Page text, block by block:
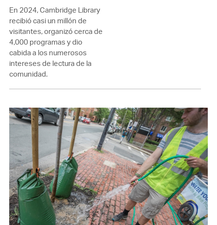
En 2024, Cambridge Library
recibió casi un millón de
visitantes, organizó cerca de
4,000 programas y dio
cabida a los numerosos
intereses de lectura de la
comunidad.